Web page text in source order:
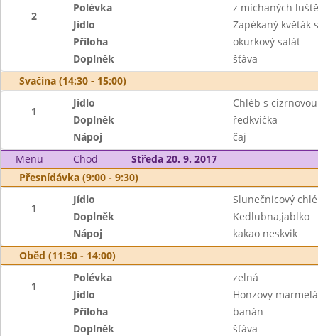
2
Polévka
z míchaných
Jídlo
Zapékaný květák
Příloha
okurkový salát
Doplněk
šťáva
Svačina (14:30 - 15:00)
1
Jídlo
Chléb s
Doplněk
ředkvička
Nápoj
čaj
Menu
Chod
Středa 20. 9. 2017
Přesnídávka (9:00 - 9:30)
1
Jídlo
Slunečnicový
Doplněk
Kedlubna,jablko
Nápoj
kakao neskvik
Oběd (11:30 - 14:00)
1
Polévka
zelná
Jídlo
Honzovy
Příloha
banán
Doplněk
šťáva